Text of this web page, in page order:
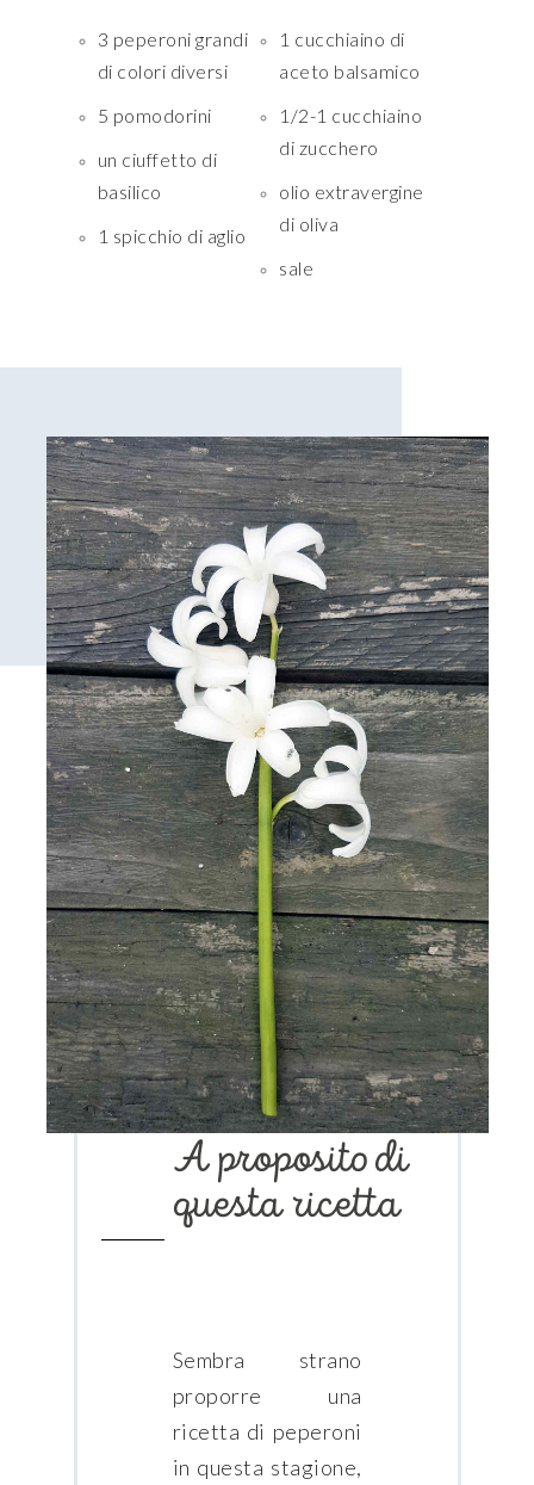
3 peperoni grandi
di colori diversi
5 pomodorini
un ciuffetto di
basilico
1 spicchio di aglio
1 cucchiaino di
aceto balsamico
1/2-1 cucchiaino
di zucchero
olio extravergine
di oliva
sale
A proposito di
questa ricetta
Sembra strano
proporre una
ricetta di peperoni
in questa stagione,